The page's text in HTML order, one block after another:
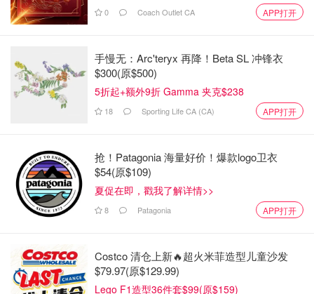
每周末都在思索去哪玩，要安全又要有趣，还要当天往返，
那就不要错过这个小众的向日葵花田呀！
0 Coach Outlet CA APP打开
手慢无：Arc'teryx 再降！Beta SL 冲锋衣
$300(原$500)
5折起+额外9折 Gamma 夹克$238
18 Sporting Life CA (CA) APP打开
抢！Patagonia 海量好价！爆款logo卫衣
$54(原$109)
夏促在即，戳我了解详情>>
8 Patagonia APP打开
Costco 清仓上新🔥超火米菲造型儿童沙发
$79.97(原$129.99)
Lego F1造型36件套$99(原$159)